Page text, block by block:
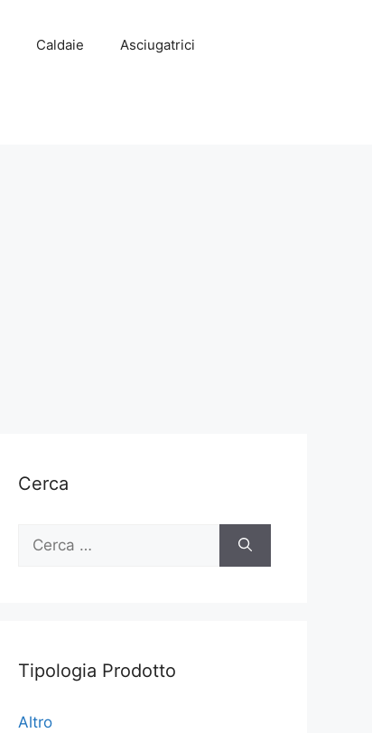
Caldaie Asciugatrici
Cerca
Ricerca
Tipologia Prodotto
Altro